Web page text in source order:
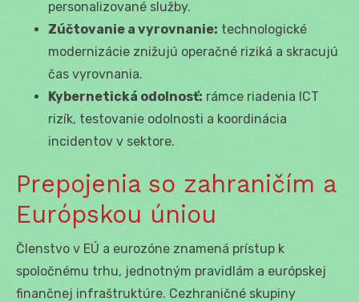
personalizované služby.
Zúčtovanie a vyrovnanie: technologické
modernizácie znižujú operačné riziká a skracujú
čas vyrovnania.
Kybernetická odolnosť: rámce riadenia ICT
rizík, testovanie odolnosti a koordinácia
incidentov v sektore.
Prepojenia so zahraničím a
Európskou úniou
Členstvo v EÚ a eurozóne znamená prístup k
spoločnému trhu, jednotným pravidlám a európskej
finančnej infraštruktúre. Cezhraničné skupiny